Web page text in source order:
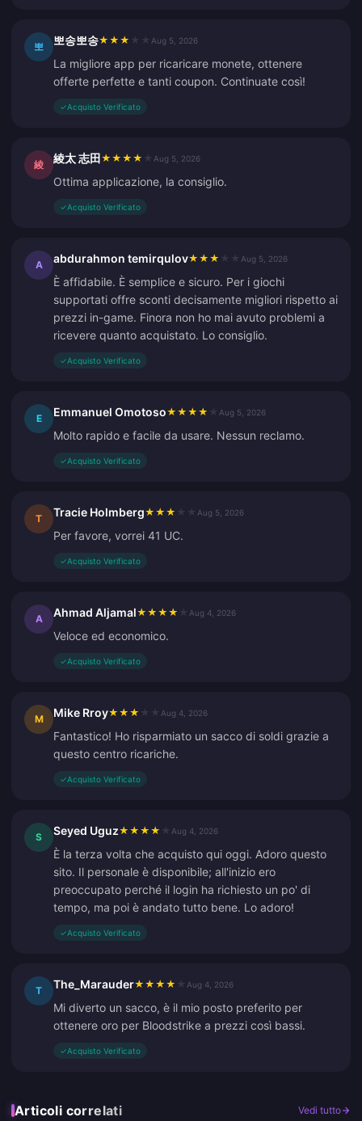
뽀 뽀송뽀송★ ★ ★ Aug 5, 2026
La migliore app per ricaricare monete, ottenere
offerte perfette e tanti coupon. Continuate così!
✓Acquisto Verificato
綾 綾太 志田★ ★ ★ ★ Aug 5, 2026
Ottima applicazione, la consiglio.
✓Acquisto Verificato
A abdurahmon temirqulov★ ★ ★ Aug 5, 2026
È affidabile. È semplice e sicuro. Per i giochi
supportati offre sconti decisamente migliori rispetto ai
prezzi in-game. Finora non ho mai avuto problemi a
ricevere quanto acquistato. Lo consiglio.
✓Acquisto Verificato
E Emmanuel Omotoso★ ★ ★ ★ Aug 5, 2026
Molto rapido e facile da usare. Nessun reclamo.
✓Acquisto Verificato
T Tracie Holmberg★ ★ ★ Aug 5, 2026
Per favore, vorrei 41 UC.
✓Acquisto Verificato
A Ahmad Aljamal★ ★ ★ ★ Aug 4, 2026
Veloce ed economico.
✓Acquisto Verificato
M Mike Rroy★ ★ ★ Aug 4, 2026
Fantastico! Ho risparmiato un sacco di soldi grazie a
questo centro ricariche.
✓Acquisto Verificato
S Seyed Uguz★ ★ ★ ★ Aug 4, 2026
È la terza volta che acquisto qui oggi. Adoro questo
sito. Il personale è disponibile; all'inizio ero
preoccupato perché il login ha richiesto un po' di
tempo, ma poi è andato tutto bene. Lo adoro!
✓Acquisto Verificato
T The_Marauder★ ★ ★ ★ Aug 4, 2026
Mi diverto un sacco, è il mio posto preferito per
ottenere oro per Bloodstrike a prezzi così bassi.
✓Acquisto Verificato
Articoli correlati Vedi tutto